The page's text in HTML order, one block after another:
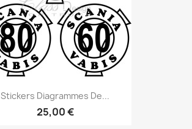
Stickers Diagrammes De...
25,00 €